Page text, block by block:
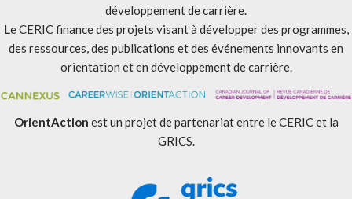
développement de carrière.
Le CERIC finance des projets visant à développer des programmes,
des ressources, des publications et des événements innovants en
orientation et en développement de carrière.
OrientAction est un projet de partenariat entre le CERIC et la
GRICS.